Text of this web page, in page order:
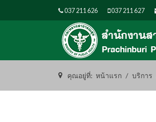
037 211 626 037 211 627
คุณอยู่ที่: หน้าแรก บริการ